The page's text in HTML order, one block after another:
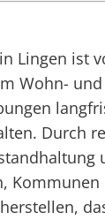
Lingen ist
Wohn- und
Durch